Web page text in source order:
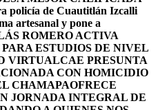
policía de Cuautitlán Izcalli
artesanal y pone a
ROMERO ACTIVA
ESTUDIOS DE NIVEL
VIRTUALCAE PRESUNTA
CON HOMICIDIO
CHAMAPAOFRECE
JORNADA INTEGRAL DE